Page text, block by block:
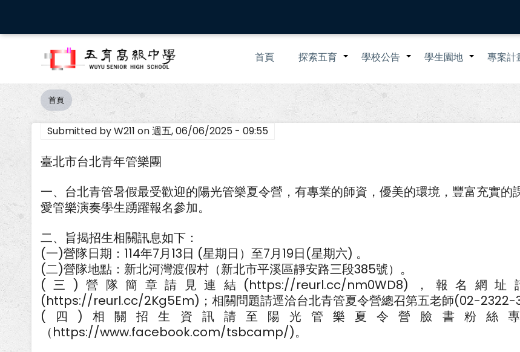
主
Main
navigation
首頁 +
探索五育 +
學校公告 +
學生園地 專案計
導
航
連
首頁
Submitted byW211 on週五, 06/06/2025 - 09:55
臺北市台北青年管樂團
一、台北青管暑假最受歡迎的陽光管樂夏令營，有專業的師資，優美的環境，豐富充實的
愛管樂演奏學生踴躍報名參加。
二、旨揭招生相關訊息如下：
(一)營隊日期：114年7月13日 (星期日）至7月19日(星期六) 。
(二)營隊地點：新北河灣渡假村（新北市平溪區靜安路三段385號）。
(三)營隊簡章請見連結(https://reurl.cc/nm0WD8)，報名網址
(https://reurl.cc/2Kg5Em)；相關問題請逕洽台北青管夏令營總召第五老師(02-2322-
(四)相關招生資訊請至陽光管樂夏令營臉書粉絲
（https://www.facebook.com/tsbcamp/)。